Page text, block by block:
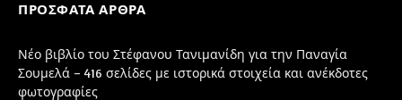
ΠΡΌΣΦΑΤΑ ΆΡΘΡΑ
Νέο βιβλίο του Στέφανου Τανιμανίδη για την Παναγία
Σουμελά – 416 σελίδες με ιστορικά στοιχεία και ανέκδοτες
φωτογραφίες